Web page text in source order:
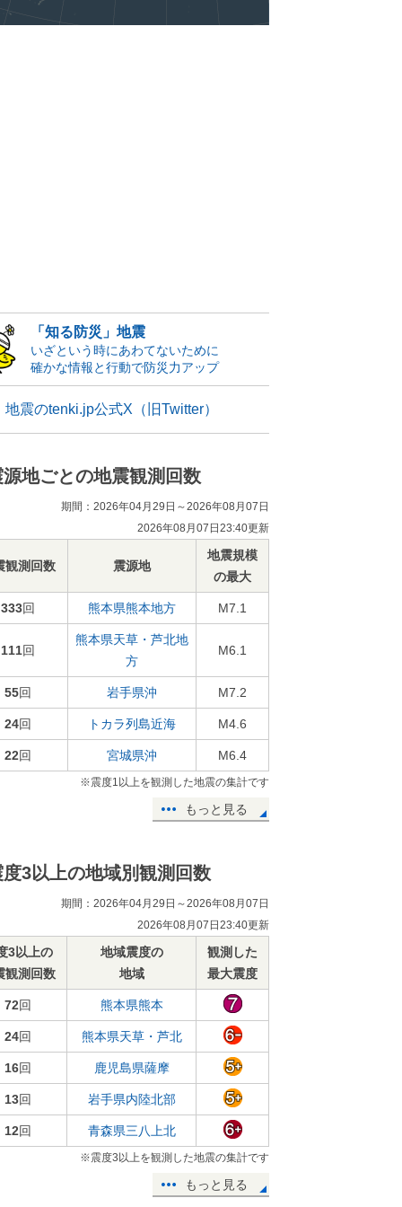
「知る防災」地震
いざという時にあわてないために
確かな情報と行動で防災力アップ
地震のtenki.jp公式X（旧Twitter）
源地ごとの地震観測回数
期間：2026年04月29日～2026年08月07日
2026年08月07日23:40更新
観測回数 震源地
地震規模
の最大
333回 熊本県熊本地方 M7.1
111回
熊本県天草・芦北地
方
M6.1
55回 岩手県沖 M7.2
24回 トカラ列島近海 M4.6
22回 宮城県沖 M6.4
※震度1以上を観測した地震の集計です
もっと見る
度3以上の地域別観測回数
期間：2026年04月29日～2026年08月07日
2026年08月07日23:40更新
3以上の
観測回数
地域震度の
地域
観測した
最大震度
72回 熊本県熊本
24回 熊本県天草・芦北
16回 鹿児島県薩摩
13回 岩手県内陸北部
12回 青森県三八上北
※震度3以上を観測した地震の集計です
もっと見る